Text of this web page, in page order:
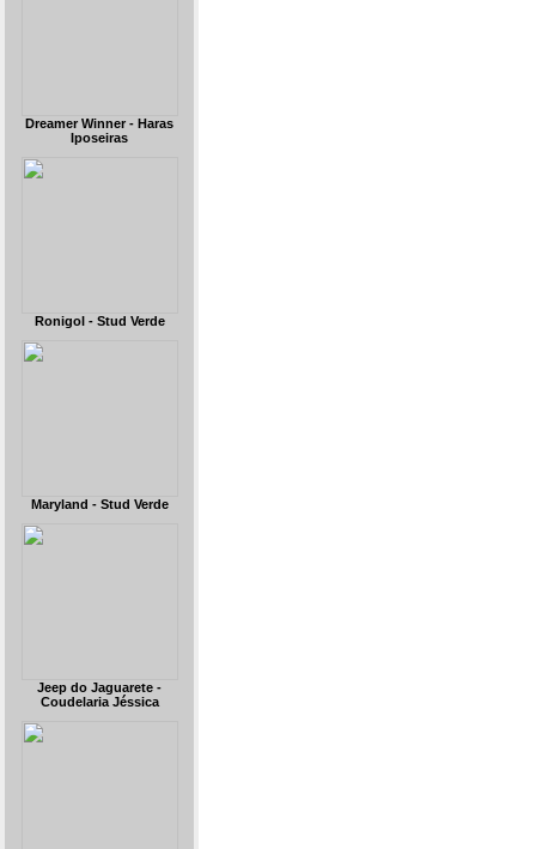
Dreamer Winner - Haras
Iposeiras
Ronigol - Stud Verde
Maryland - Stud Verde
Jeep do Jaguarete -
Coudelaria Jéssica